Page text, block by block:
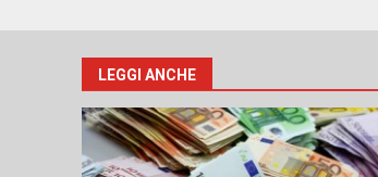
LEGGI ANCHE